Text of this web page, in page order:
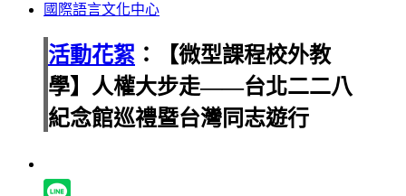
國際語言文化中心
活動花絮 ：【微型課程校外教
學】人權大步走——台北二二八
紀念館巡禮暨台灣同志遊行